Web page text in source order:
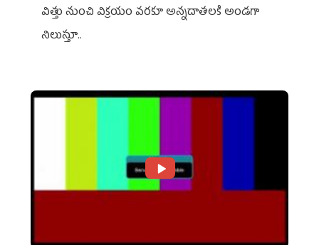
విత్తు నుంచి విక్రయం వరకూ అన్నదాతలకి అండగా
నిలుస్తూ..